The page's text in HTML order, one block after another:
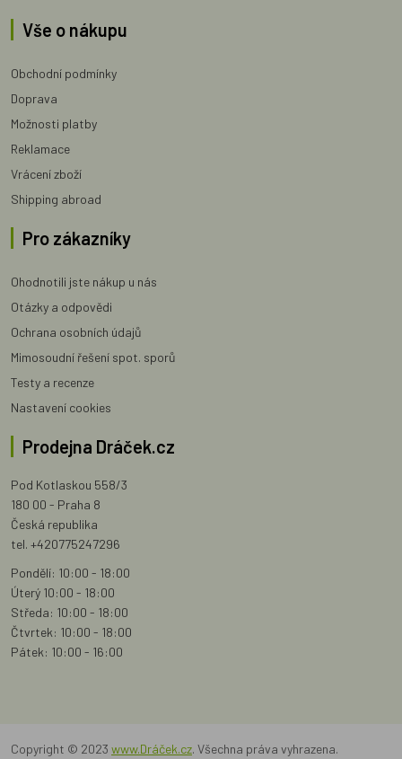
Vše o nákupu
Obchodní podmínky
Doprava
Možnosti platby
Reklamace
Vrácení zboží
Shipping abroad
Pro zákazníky
Ohodnotili jste nákup u nás
Otázky a odpovědi
Ochrana osobních údajů
Mimosoudní řešení spot. sporů
Testy a recenze
Nastavení cookies
Prodejna Dráček.cz
Pod Kotlaskou 558/3
180 00 - Praha 8
Česká republika
tel. +420775247296
Pondělí: 10:00 - 18:00
Úterý 10:00 - 18:00
Středa: 10:00 - 18:00
Čtvrtek: 10:00 - 18:00
Pátek: 10:00 - 16:00
Copyright © 2023 www.Dráček.cz. Všechna práva vyhrazena.